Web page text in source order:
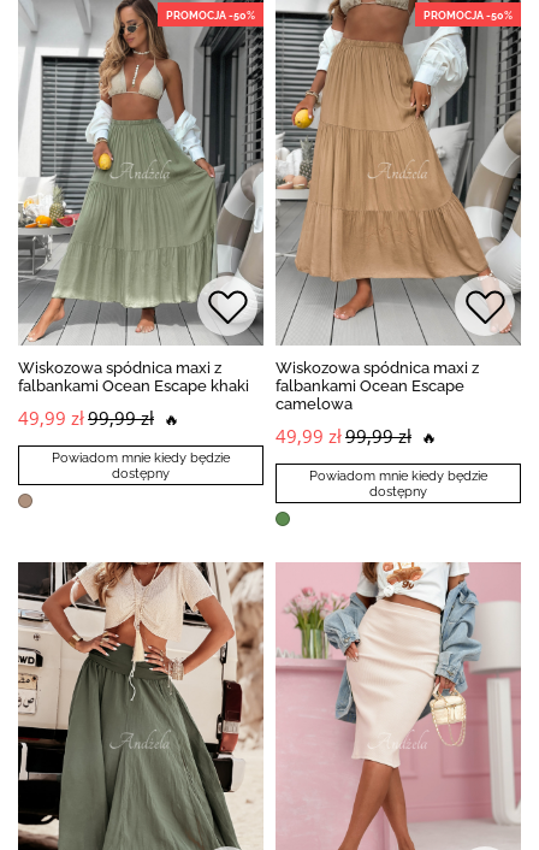
PROMOCJA -50%
Wiskozowa spódnica maxi z
falbankami Ocean Escape khaki
49,99 zł99,99 zł 🔥
Powiadom mnie kiedy będzie
dostępny
PROMOCJA -50%
Wiskozowa spódnica maxi z
falbankami Ocean Escape
camelowa
49,99 zł99,99 zł 🔥
Powiadom mnie kiedy będzie
dostępny